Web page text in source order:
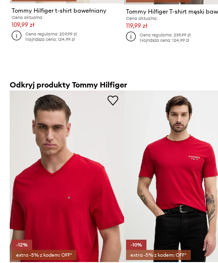
Tommy Hilfiger t-shirt bawełniany
Cena aktualna:
109,99 zł
Cena regularna:209,99 zł
Najniższa cena:124,99 zł
Cena aktualna:
119,99 zł
Cena regularna: 239,99 zł
Najniższa cena: 124,99 zł
Odkryj produkty Tommy Hilfiger
-12%
extra -5% z kodem: OFF*
-10%
extra -5% z kodem: OFF*